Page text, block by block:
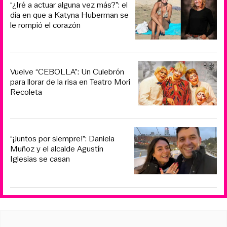
“¿Iré a actuar alguna vez más?”: el
día en que a Katyna Huberman se
le rompió el corazón
Vuelve “CEBOLLA”: Un Culebrón
para llorar de la risa en Teatro Mori
Recoleta
“¡Juntos por siempre!”: Daniela
Muñoz y el alcalde Agustín
Iglesias se casan